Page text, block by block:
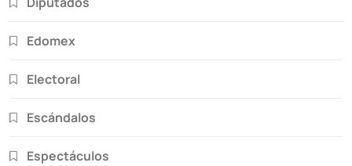
Edomex
Electoral
Escándalos
Espectáculos